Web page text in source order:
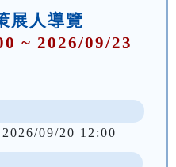
展人導覽
~ 2026/09/23
09/20 12:00